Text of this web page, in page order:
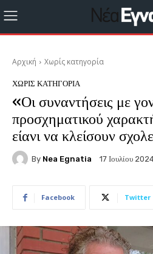
Αρχική Χωρίς κατηγορία
ΧΩΡΊΣ ΚΑΤΗΓΟΡΊΑ
«Οι συναντήσεις με
προσχηματικού
είανι να κλείσουν
By Nea Egnatia 17 Ιουλίου
Facebook Twitter